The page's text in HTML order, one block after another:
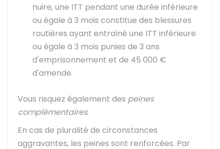
nuire, une ITT pendant une durée inférieure
ou égale à 3 mois constitue des blessures
routières ayant entraîné une ITT inférieure
ou égale à 3 mois punies de 3 ans
d'emprisonnement et de 45 000 €
d'amende.
Vous risquez également des peines
complémentaires.
En cas de pluralité de circonstances
aggravantes, les peines sont renforcées. Par